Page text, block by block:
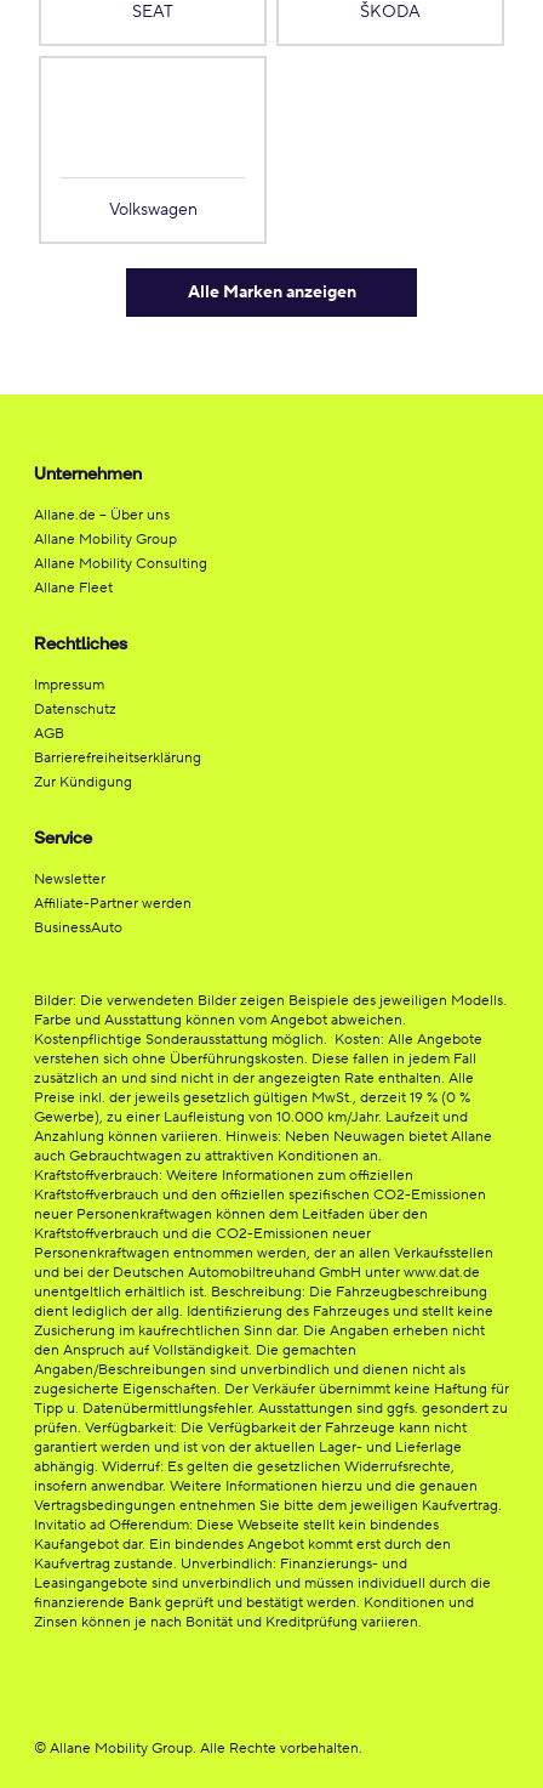
SEAT ŠKODA
Volkswagen
Alle Marken anzeigen
Unternehmen
Allane.de – Über uns
Allane Mobility Group
Allane Mobility Consulting
Allane Fleet
Rechtliches
Impressum
Datenschutz
AGB
Barrierefreiheitserklärung
Zur Kündigung
Service
Newsletter
Affiliate-Partner werden
BusinessAuto
Bilder: Die verwendeten Bilder zeigen Beispiele des jeweiligen Modells.
Farbe und Ausstattung können vom Angebot abweichen.
Kostenpflichtige Sonderausstattung möglich. Kosten: Alle Angebote
verstehen sich ohne Überführungskosten. Diese fallen in jedem Fall
zusätzlich an und sind nicht in der angezeigten Rate enthalten. Alle
Preise inkl. der jeweils gesetzlich gültigen MwSt., derzeit 19 % (0 %
Gewerbe), zu einer Laufleistung von 10.000 km/Jahr. Laufzeit und
Anzahlung können variieren. Hinweis: Neben Neuwagen bietet Allane
auch Gebrauchtwagen zu attraktiven Konditionen an.
Kraftstoffverbrauch: Weitere Informationen zum offiziellen
Kraftstoffverbrauch und den offiziellen spezifischen CO2-Emissionen
neuer Personenkraftwagen können dem Leitfaden über den
Kraftstoffverbrauch und die CO2-Emissionen neuer
Personenkraftwagen entnommen werden, der an allen Verkaufsstellen
und bei der Deutschen Automobiltreuhand GmbH unter www.dat.de
unentgeltlich erhältlich ist. Beschreibung: Die Fahrzeugbeschreibung
dient lediglich der allg. Identifizierung des Fahrzeuges und stellt keine
Zusicherung im kaufrechtlichen Sinn dar. Die Angaben erheben nicht
den Anspruch auf Vollständigkeit. Die gemachten
Angaben/Beschreibungen sind unverbindlich und dienen nicht als
zugesicherte Eigenschaften. Der Verkäufer übernimmt keine Haftung für
Tipp u. Datenübermittlungsfehler. Ausstattungen sind ggfs. gesondert zu
prüfen. Verfügbarkeit: Die Verfügbarkeit der Fahrzeuge kann nicht
garantiert werden und ist von der aktuellen Lager- und Lieferlage
abhängig. Widerruf: Es gelten die gesetzlichen Widerrufsrechte,
insofern anwendbar. Weitere Informationen hierzu und die genauen
Vertragsbedingungen entnehmen Sie bitte dem jeweiligen Kaufvertrag.
Invitatio ad Offerendum: Diese Webseite stellt kein bindendes
Kaufangebot dar. Ein bindendes Angebot kommt erst durch den
Kaufvertrag zustande. Unverbindlich: Finanzierungs- und
Leasingangebote sind unverbindlich und müssen individuell durch die
finanzierende Bank geprüft und bestätigt werden. Konditionen und
Zinsen können je nach Bonität und Kreditprüfung variieren.
© Allane Mobility Group. Alle Rechte vorbehalten.